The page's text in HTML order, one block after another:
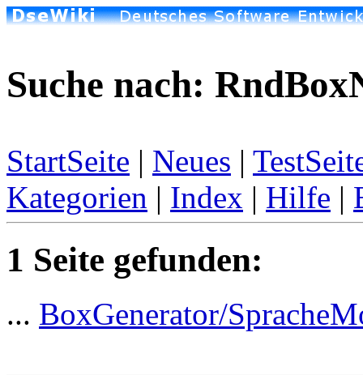
Suche nach:
StartSeite | Neues |
Kategorien | Index | Hilfe |
1 Seite gefunden:
... BoxGenerator/